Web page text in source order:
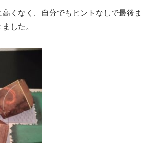
くなく、自分でもヒントなしで最後ま
した。